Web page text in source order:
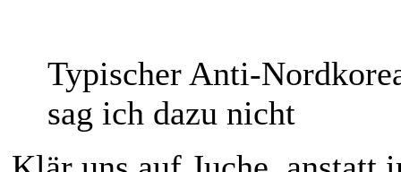
Typischer Anti-
sag ich dazu nicht